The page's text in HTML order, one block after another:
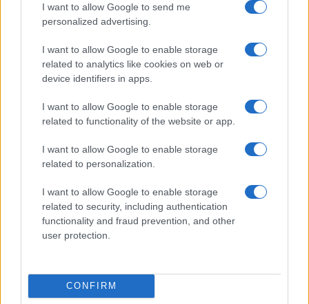
I want to allow Google to send me
personalized advertising.
I want to allow Google to enable storage
related to analytics like cookies on web or
device identifiers in apps.
I want to allow Google to enable storage
related to functionality of the website or app.
I want to allow Google to enable storage
related to personalization.
I want to allow Google to enable storage
related to security, including authentication
functionality and fraud prevention, and other
user protection.
CONFIRM